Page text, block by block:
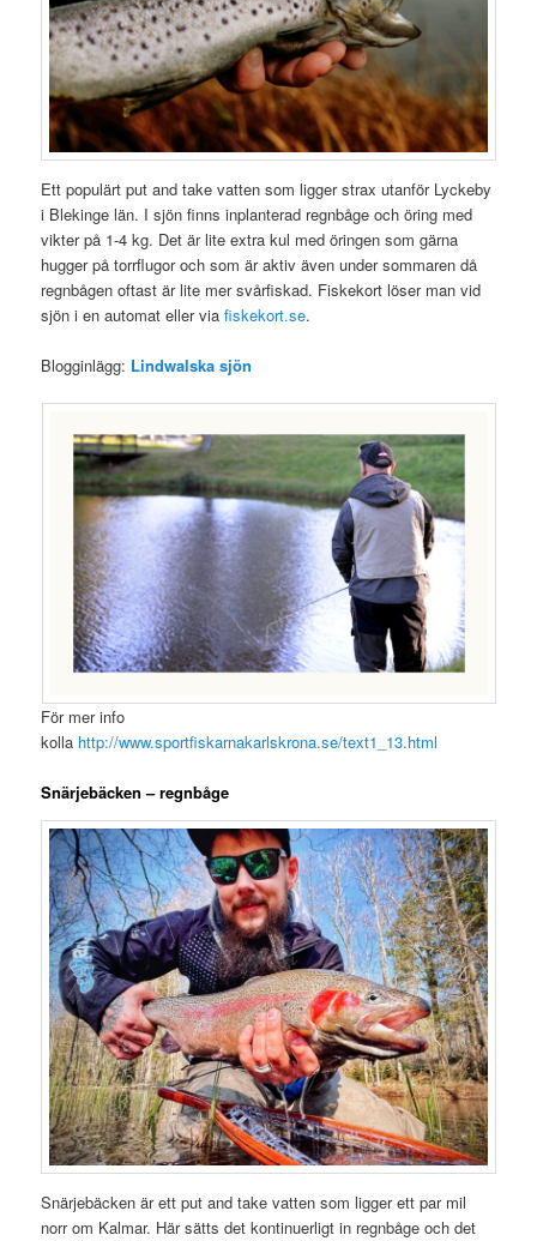
Ett populärt put and take vatten som ligger strax utanför Lyckeby
i Blekinge län. I sjön finns inplanterad regnbåge och öring med
vikter på 1-4 kg. Det är lite extra kul med öringen som gärna
hugger på torrflugor och som är aktiv även under sommaren då
regnbågen oftast är lite mer svårfiskad. Fiskekort löser man vid
sjön i en automat eller viafiskekort.se.
Blogginlägg: Lindwalska sjön
För mer info
kolla http://www.sportfiskarnakarlskrona.se/text1_13.html
Snärjebäcken – regnbåge
Snärjebäcken är ett put and take vatten som ligger ett par mil
norr om Kalmar. Här sätts det kontinuerligt in regnbåge och det